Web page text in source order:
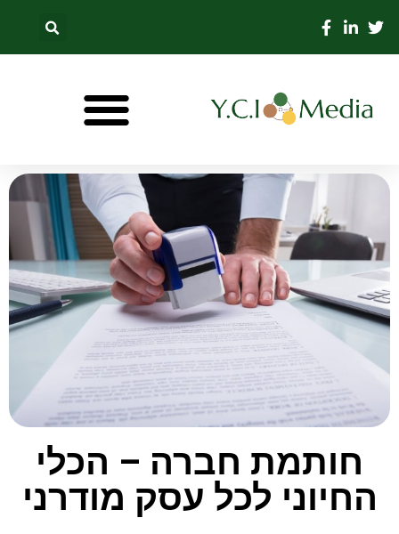
חותמת חברה – הכלי
החיוני לכל עסק מודרני